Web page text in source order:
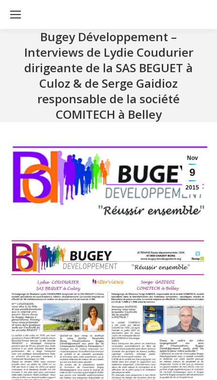
Bugey Développement –
Interviews de Lydie Coudurier
dirigeante de la SAS BEGUET à
Culoz & de Serge Gaidioz
responsable de la société
COMITECH à Belley
Nov
9
2015